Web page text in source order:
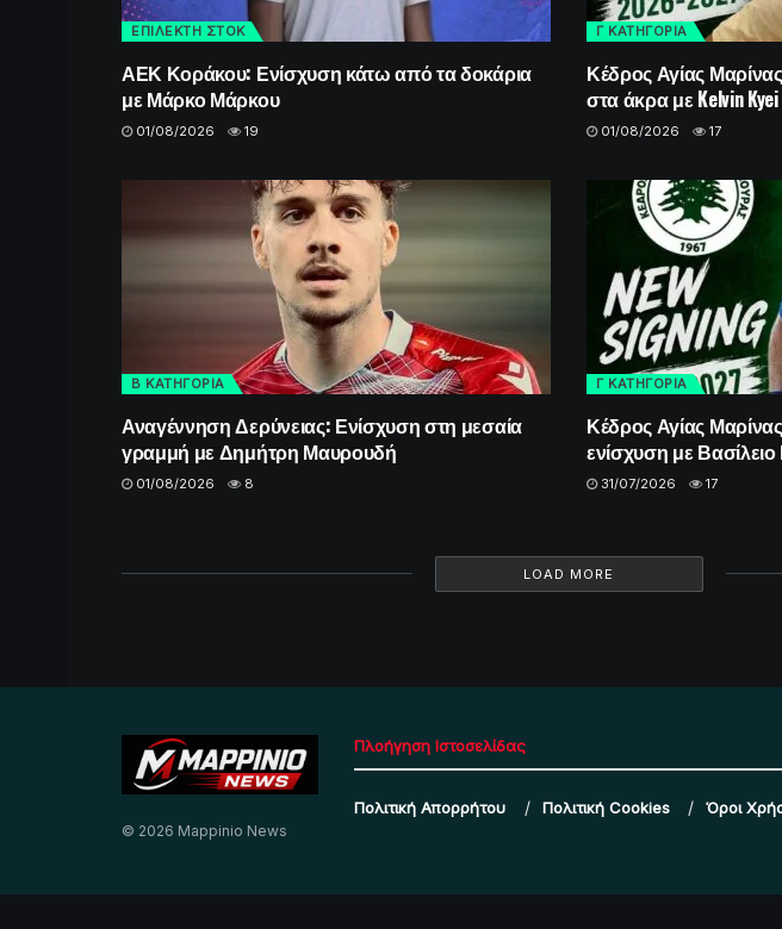
ΕΠΙΛΕΚΤΗ ΣΤΟΚ
ΑΕΚ Κοράκου: Ενίσχυση κάτω από τα δοκάρια
με Μάρκο Μάρκου
01/08/2026 19
Γ ΚΑΤΗΓΟΡΙΑ
Κέδρος Αγίας
στα άκρα με Kelvin Kyei
01/08/2026 17
Β ΚΑΤΗΓΟΡΙΑ
Αναγέννηση Δερύνειας: Ενίσχυση στη μεσαία
γραμμή με Δημήτρη Μαυρουδή
01/08/2026 8
Γ ΚΑΤΗΓΟΡΙΑ
Κέδρος Αγίας
ενίσχυση με
31/07/2026 17
LOAD MORE
© 2026 Mappinio News
Πλοήγηση Ιστοσελίδας
Πολιτική Απορρήτου Πολιτική Cookies Όροι